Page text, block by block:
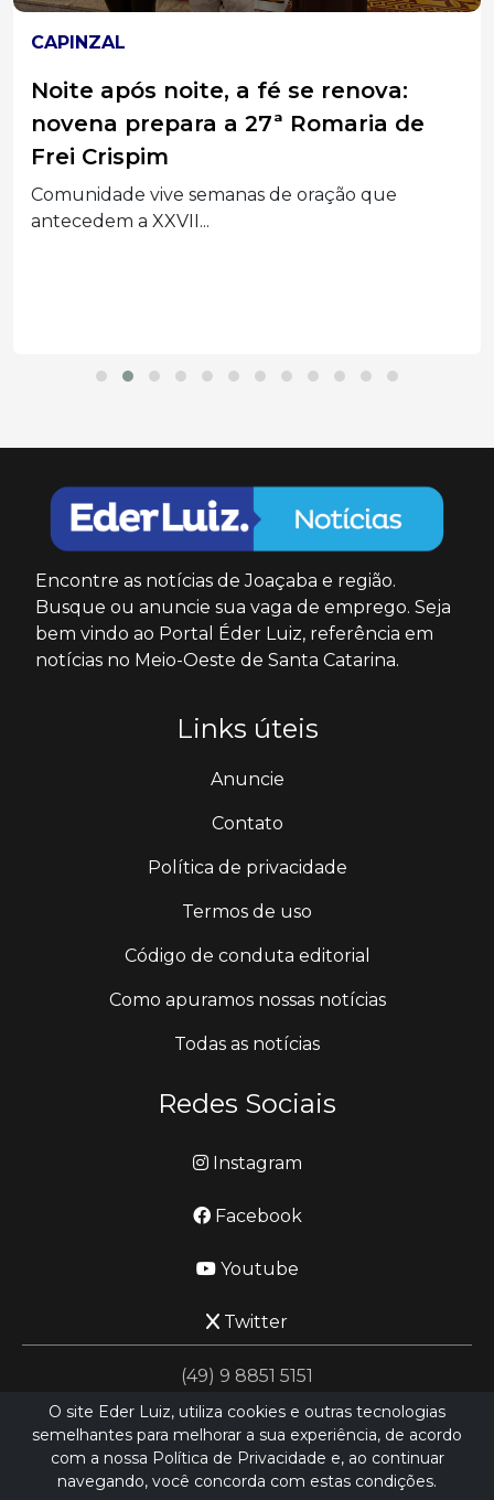
CAPINZAL
Noite após noite, a fé se renova:
novena prepara a 27ª Romaria de
Frei Crispim
Comunidade vive semanas de oração que
antecedem a XXVII...
Encontre as notícias de Joaçaba e região.
Busque ou anuncie sua vaga de emprego. Seja
bem vindo ao Portal Éder Luiz, referência em
notícias no Meio-Oeste de Santa Catarina.
Links úteis
Anuncie
Contato
Política de privacidade
Termos de uso
Código de conduta editorial
Como apuramos nossas notícias
Todas as notícias
Redes Sociais
Instagram
Facebook
Youtube
Twitter
(49) 9 8851 5151
jornalismo@ederluiz.com.vc
O site Eder Luiz, utiliza cookies e outras tecnologias
semelhantes para melhorar a sua experiência, de acordo
com a nossa Política de Privacidade e, ao continuar
navegando, você concorda com estas condições.